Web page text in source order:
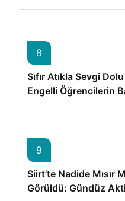
Görüntülendi
8
Sıfır Atıkla Sevgi
Engelli Öğrencilerin
Dostları İçin Gönüllü
9
Siirt’te Nadide Mısır
Görüldü: Gündüz